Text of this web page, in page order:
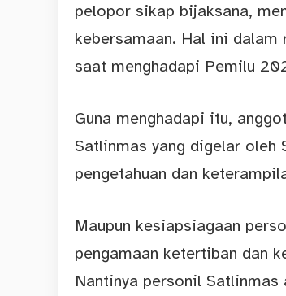
pelopor sikap bijaksana,
kebersamaan. Hal ini
saat menghadapi Pemilu
Guna menghadapi itu,
Satlinmas yang digelar oleh
pengetahuan dan
Maupun kesiapsiagaan
pengamaan ketertiban dan
Nantinya personil